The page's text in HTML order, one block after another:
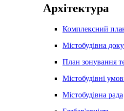
Архітектура
Комплексний
Містобудівна
План зонування
Містобудівні
Містобудівна рада